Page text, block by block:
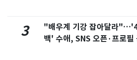
3
"배우계 기강 잡아달라
백' 수애, SNS 오픈·프로필